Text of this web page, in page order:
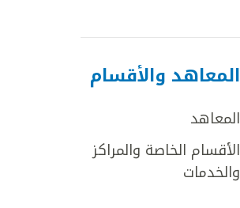
المعاهد والأقسام
المعاهد
الأقسام الخاصة والمراكز
والخدمات